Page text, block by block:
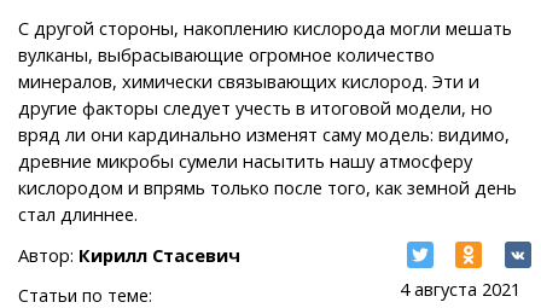
С другой стороны, накоплению кислорода могли мешать
вулканы, выбрасывающие огромное количество
минералов, химически связывающих кислород. Эти и
другие факторы следует учесть в итоговой модели, но
вряд ли они кардинально изменят саму модель: видимо,
древние микробы сумели насытить нашу атмосферу
кислородом и впрямь только после того, как земной день
стал длиннее.
4 августа 2021
Автор: Кирилл Стасевич
Статьи по теме: